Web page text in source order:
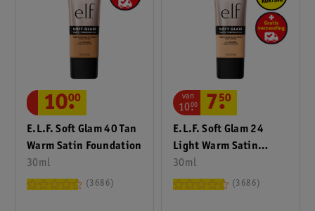
E.l.f. Soft Glam 40 Tan
Warm Satin Foundation
30ml
10.
00
3686
E.l.f. Soft Glam 24
Light Warm Satin
Foundation
30ml
van
10.
00 7.
50
3686